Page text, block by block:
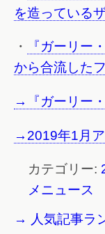
を造っている
・
『ガーリー
から合流した
→『ガーリー
→2019年1月
カテゴリー:
メニュース
→ 人気記事ラ